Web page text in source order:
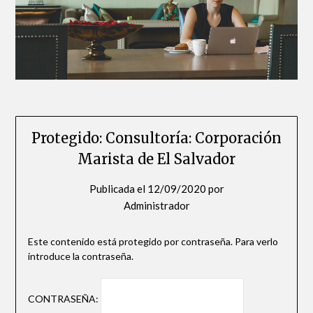
Protegido: Consultoría: Corporación
Marista de El Salvador
Publicada el 12/09/2020 por
Administrador
Este contenido está protegido por contraseña. Para verlo
introduce la contraseña.
CONTRASEÑA: